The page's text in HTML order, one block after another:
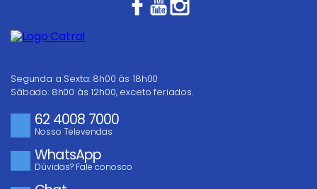
Segunda a Sexta: 8h00 às 18h00
Sábado: 8h00 às 12h00, exceto feriados.
62 4008 7000
Nosso Televendas
WhatsApp
Dúvidas? Fale conosco